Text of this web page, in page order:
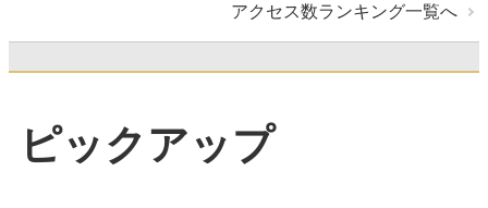
アクセス数ランキング一覧へ
ピックアップ